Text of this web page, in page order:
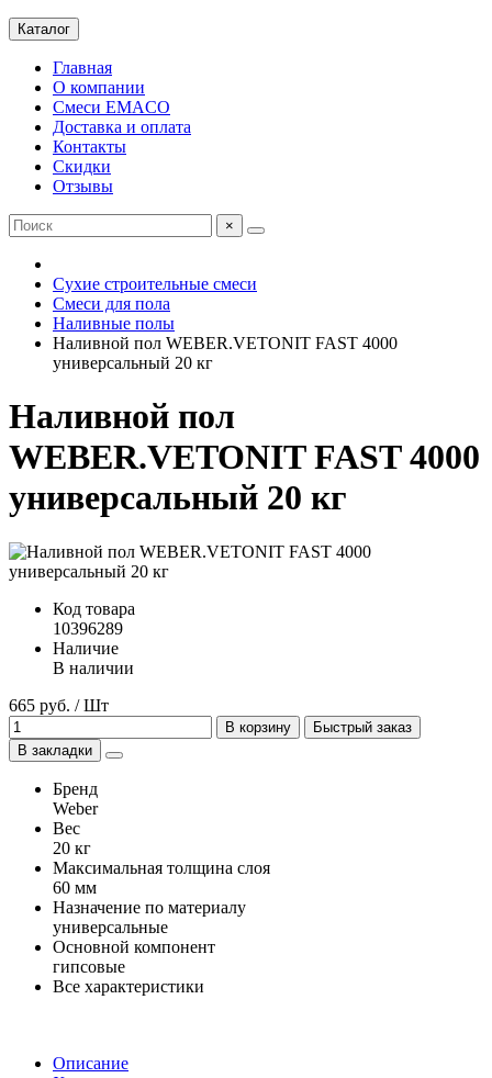
Каталог
Главная
О компании
Смеси EMACO
Доставка и оплата
Контакты
Скидки
Отзывы
×
Сухие строительные смеси
Смеси для пола
Наливные полы
Наливной пол WEBER.VETONIT FAST 4000
универсальный 20 кг
Наливной пол
WEBER.VETONIT FAST 4000
универсальный 20 кг
Код товара
10396289
Наличие
В наличии
665 руб. / Шт
В корзину
Быстрый заказ
В закладки
Бренд
Weber
Вес
20 кг
Максимальная толщина слоя
60 мм
Назначение по материалу
универсальные
Основной компонент
гипсовые
Все характеристики
Описание